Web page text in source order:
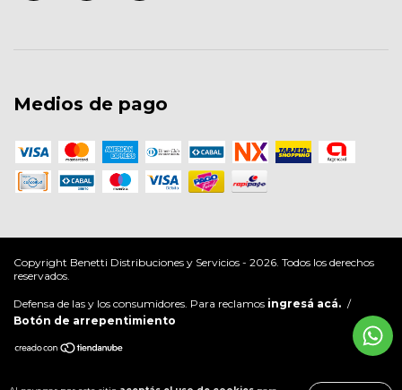
Medios de pago
Copyright Benetti Distribuciones y Servicios - 2026. Todos los derechos
reservados.
Defensa de las y los consumidores. Para reclamos ingresá acá. /
Botón de arrepentimiento